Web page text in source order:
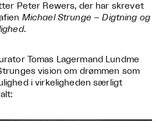
Peter Rewers, der har skrevet
Michael Strunge – Digtning og
.
Tomas Lagermand Lundme
vision om drømmen som
i virkeligheden særligt